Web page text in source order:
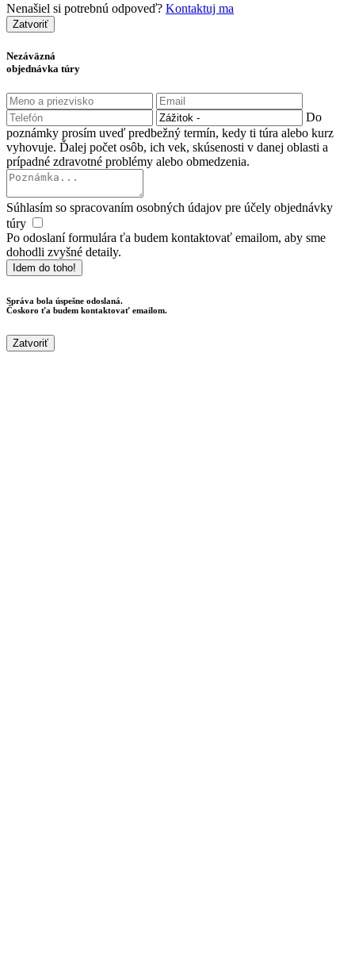
Nenašiel si potrebnú odpoveď? Kontaktuj ma
Zatvoriť
Nezáväzná
objednávka túry
Do
poznámky prosím uveď predbežný termín, kedy ti túra alebo kurz
vyhovuje. Ďalej počet osôb, ich vek, skúsenosti v danej oblasti a
prípadné zdravotné problémy alebo obmedzenia.
Súhlasím so spracovaním osobných údajov pre účely objednávky
túry
Po odoslaní formulára ťa budem kontaktovať emailom, aby sme
dohodli zvyšné detaily.
Idem do toho!
Správa bola úspešne odoslaná.
Čoskoro ťa budem kontaktovať emailom.
Zatvoriť